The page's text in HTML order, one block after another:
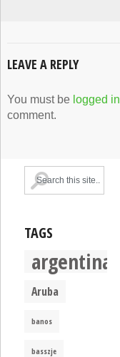
LEAVE A REPLY
You must be logged in
comment.
TAGS
argentina
Aruba
banos
basszje